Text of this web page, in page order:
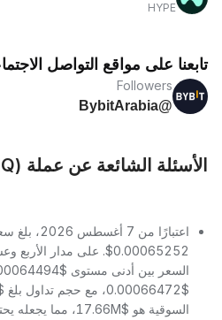
HYPE
تابعنا على مواقع التواصل
Followers
@BybitArabia
الأسئلة الشائعة عن عملة IQ (IQ)
$0.00065252. على مدار